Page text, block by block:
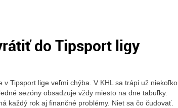
do Tipsport ligy
Tipsport lige veľmi chýba. V KHL sa trápi už niekoľko
sezóny obsadzuje vždy miesto na dne tabuľky.
každý rok aj finančné problémy. Niet sa čo čudovať.